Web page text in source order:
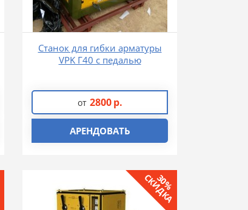
Станок для гибки арматуры
VPK Г40 с педалью
от 2800 р.
АРЕНДОВАТЬ
30%
СКИДКА